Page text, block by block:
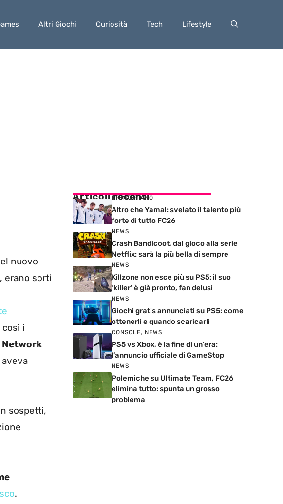
Altri Giochi Curiosità Tech Lifestyle
nuovo
erano sorti
così i
Network
sospetti,
.
Articoli recenti
PRIMO PIANO
Altro che Yamal: svelato il talento più
forte di tutto FC26
NEWS
Crash Bandicoot, dal gioco alla serie
Netflix: sarà la più bella di sempre
NEWS
Killzone non esce più su PS5: il suo
‘killer’ è già pronto, fan delusi
NEWS
Giochi gratis annunciati su PS5: come
ottenerli e quando scaricarli
CONSOLE, NEWS
PS5 vs Xbox, è la fine di un’era:
l’annuncio ufficiale di GameStop
NEWS
Polemiche su Ultimate Team, FC26
elimina tutto: spunta un grosso
problema